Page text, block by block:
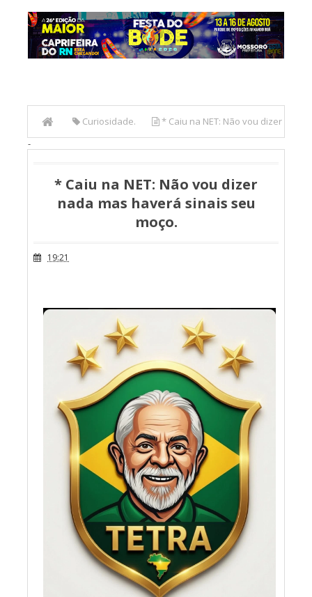
Curiosidade. * Caiu na NET: Não vou dizer
nada mas haverá sinais seu moço.
-
* Caiu na NET: Não vou dizer
nada mas haverá sinais seu
moço.
19:21